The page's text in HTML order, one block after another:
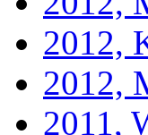
2012,
2012,
2011,